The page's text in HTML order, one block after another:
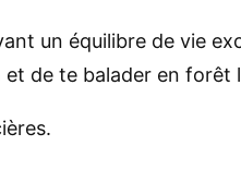
un équilibre de vie
de te balader en forêt